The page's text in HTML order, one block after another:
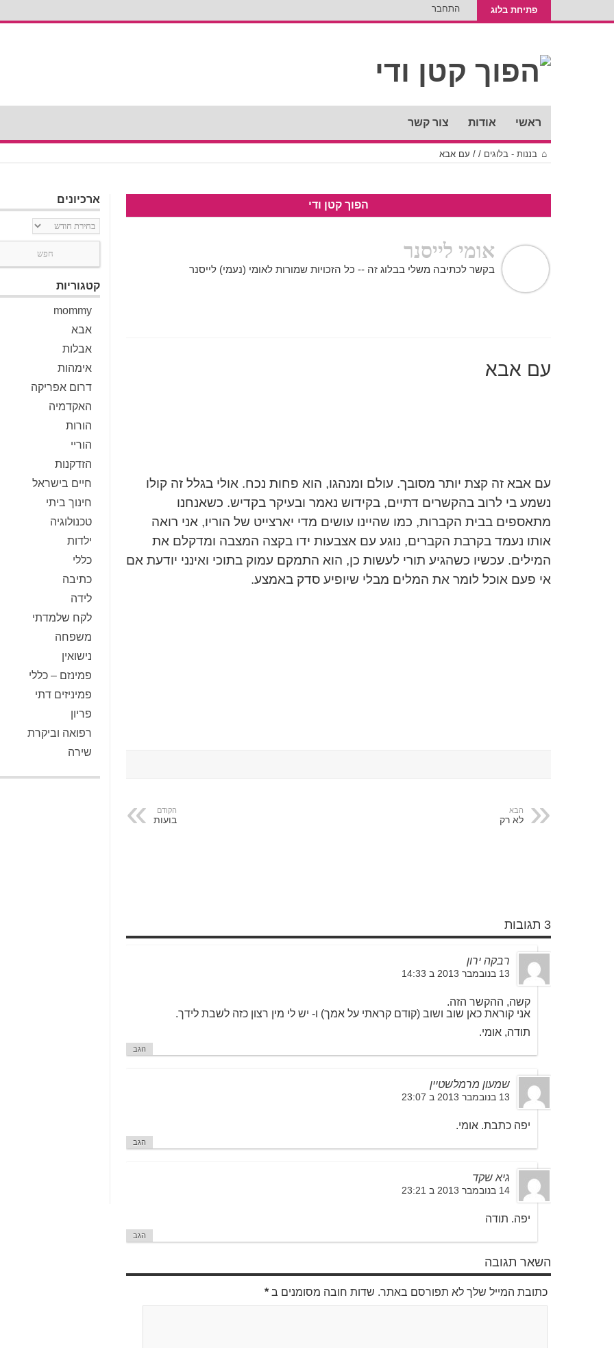
פתיחת בלוג התחבר
ראשי אודות צור קשר
בננות - בלוגים /
/ עם אבא
הפוך קטן ודי
אומי לייסנר
בקשר לכתיבה משלי בבלוג זה -- כל הזכויות שמורות לאומי (נעמי) לייסנר
עם אבא
עם אבא זה קצת יותר מסובך. עולם ומנהגו, הוא פחות נכח. אולי בגלל זה קולו
נשמע בי לרוב בהקשרים דתיים, בקידוש נאמר ובעיקר בקדיש. כשאנחנו
מתאספים בבית הקברות, כמו שהיינו עושים מדי יארצייט של הוריו, אני רואה
אותו נעמד בקרבת הקברים, נוגע עם אצבעות ידו בקצה המצבה ומדקלם את
המילים. עכשיו כשהגיע תורי לעשות כן, הוא התמקם עמוק בתוכי ואינני יודעת אם
אי פעם אוכל לומר את המלים מבלי שיופיע סדק באמצע.
הקודם
בועות
הבא
לא רק
3 תגובות
רבקה ירון
13 בנובמבר 2013 ב 14:33
קשה, ההקשר הזה.
אני קוראת כאן שוב ושוב (קודם קראתי על אמך) ו- יש לי מין רצון כזה לשבת לידך.
תודה, אומי.
הגב
שמעון מרמלשטיין
13 בנובמבר 2013 ב 23:07
יפה כתבת. אומי.
הגב
גיא שקד
14 בנובמבר 2013 ב 23:21
יפה. תודה
הגב
השאר תגובה
כתובת המייל שלך לא תפורסם באתר. שדות חובה מסומנים ב *
ארכיונים
ארכיונים
קטגוריות
mommy
אבא
אבלות
אימהות
דרום אפריקה
האקדמיה
הורות
הוריי
הזדקנות
חיים בישראל
חינוך ביתי
טכנולוגיה
ילדות
כללי
כתיבה
לידה
לקח שלמדתי
משפחה
נישואין
פמינזם – כללי
פמיניזים דתי
פריון
רפואה וביקרת
שירה